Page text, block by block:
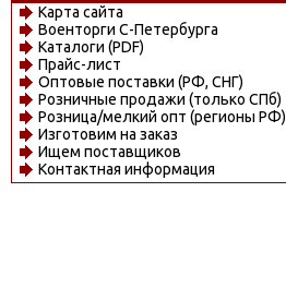
Карта сайта
Военторги С-Петербурга
Каталоги (PDF)
Прайс-лист
Оптовые поставки (РФ, СНГ)
Розничные продажи (только СПб)
Розница/мелкий опт (регионы РФ)
Изготовим на заказ
Ищем поставщиков
Контактная информация